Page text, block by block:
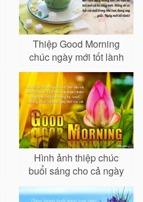
Thiệp Good Morning
chúc ngày mới tốt lành
Hình ảnh thiệp chúc
buổi sáng cho cả ngày